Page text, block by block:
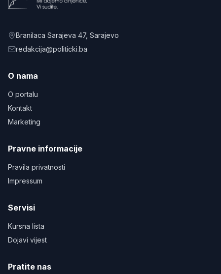
Branilaca Sarajeva 47, Sarajevo
redakcija@politicki.ba
O nama
O portalu
Kontakt
Marketing
Pravne informacije
Pravila privatnosti
Impressum
Servisi
Kursna lista
Dojavi vijest
Pratite nas